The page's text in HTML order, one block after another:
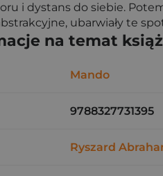
i dystans do siebie.
ubarwiały te
na temat
Mando
9788327731395
Ryszard